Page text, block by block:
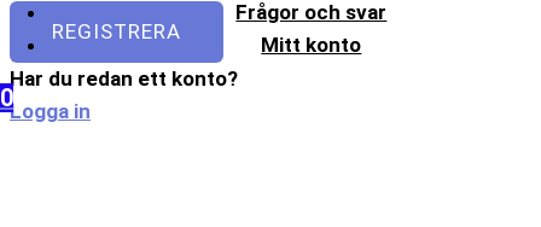
Frågor och svar
Mitt konto
0
REGISTRERA
Har du redan ett konto?
Logga in